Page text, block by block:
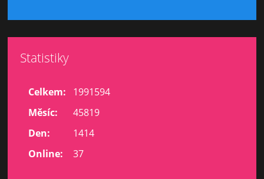
Statistiky
Online: 37
Celkem:
1991594
Měsíc:
45819
Den:
1414